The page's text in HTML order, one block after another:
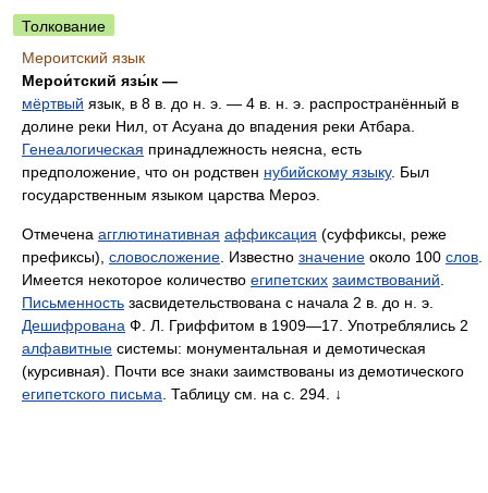
Толкование
Мероитский язык
Мерои́тский язы́к —
мёртвый язык, в 8 в. до н. э. — 4 в. н. э. распространённый в
долине реки Нил, от Асуана до впадения реки Атбара.
Генеалогическая принадлежность неясна, есть
предположение, что он родствен нубийскому языку. Был
государственным языком царства Мероэ.
Отмечена агглютинативная аффиксация (суффиксы, реже
префиксы), словосложение . Известно значение около 100 слов
Имеется некоторое количество египетских заимствований
Письменность засвидетельствована с начала 2 в. до н. э.
Дешифрована Ф. Л. Гриффитом в 1909—17. Употреблялись 2
алфавитные системы: монументальная и демотическая
(курсивная). Почти все знаки заимствованы из демотического
египетского письма . Таблицу см. на с. 294. ↓